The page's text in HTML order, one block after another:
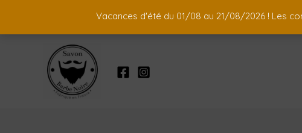
Vacances d'été du 01/08 au 21/08/2026 ! Les